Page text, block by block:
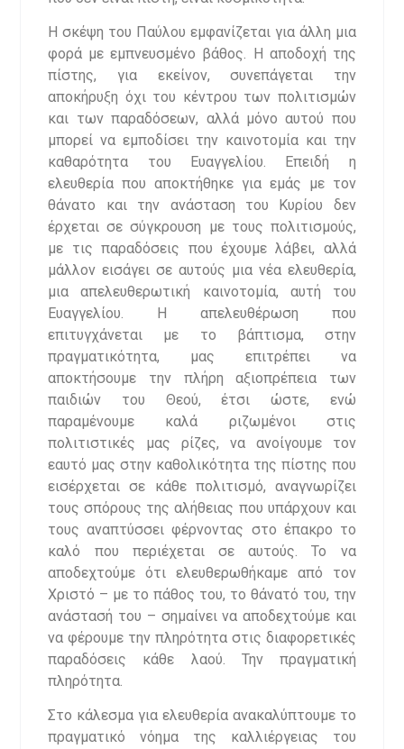
Η σκέψη του Παύλου εμφανίζεται για άλλη μια
φορά με εμπνευσμένο βάθος. Η αποδοχή της
πίστης, για εκείνον, συνεπάγεται την
αποκήρυξη όχι του κέντρου των πολιτισμών
και των παραδόσεων, αλλά μόνο αυτού που
μπορεί να εμποδίσει την καινοτομία και την
καθαρότητα του Ευαγγελίου. Επειδή η
ελευθερία που αποκτήθηκε για εμάς με τον
θάνατο και την ανάσταση του Κυρίου δεν
έρχεται σε σύγκρουση με τους πολιτισμούς,
με τις παραδόσεις που έχουμε λάβει, αλλά
μάλλον εισάγει σε αυτούς μια νέα ελευθερία,
μια απελευθερωτική καινοτομία, αυτή του
Ευαγγελίου. Η απελευθέρωση που
επιτυγχάνεται με το βάπτισμα, στην
πραγματικότητα, μας επιτρέπει να
αποκτήσουμε την πλήρη αξιοπρέπεια των
παιδιών του Θεού, έτσι ώστε, ενώ
παραμένουμε καλά ριζωμένοι στις
πολιτιστικές μας ρίζες, να ανοίγουμε τον
εαυτό μας στην καθολικότητα της πίστης που
εισέρχεται σε κάθε πολιτισμό, αναγνωρίζει
τους σπόρους της αλήθειας που υπάρχουν και
τους αναπτύσσει φέρνοντας στο έπακρο το
καλό που περιέχεται σε αυτούς. Το να
αποδεχτούμε ότι ελευθερωθήκαμε από τον
Χριστό – με το πάθος του, το θάνατό του, την
ανάστασή του – σημαίνει να αποδεχτούμε και
να φέρουμε την πληρότητα στις διαφορετικές
παραδόσεις κάθε λαού. Την πραγματική
πληρότητα.
Στο κάλεσμα για ελευθερία ανακαλύπτουμε το
πραγματικό νόημα της καλλιέργειας του